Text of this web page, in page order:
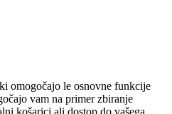
omogočajo le osnovne funkcije
vam na primer zbiranje
košarici ali dostop do vašega